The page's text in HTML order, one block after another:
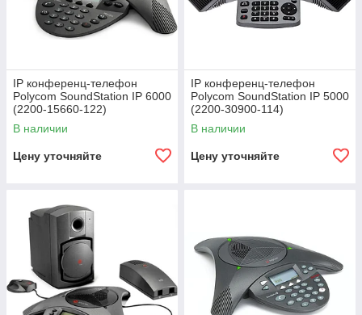
IP конференц-телефон
Polycom SoundStation IP 6000
(2200-15660-122)
В наличии
Цену уточняйте
IP конференц-телефон
Polycom SoundStation IP 5000
(2200-30900-114)
В наличии
Цену уточняйте